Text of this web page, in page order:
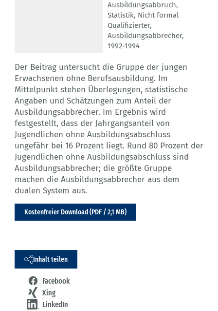
Ausbildungsabbruch,
Statistik, Nicht formal
Qualifizierter,
Ausbildungsabbrecher,
1992-1994
Der Beitrag untersucht die Gruppe der jungen
Erwachsenen ohne Berufsausbildung. Im
Mittelpunkt stehen Überlegungen, statistische
Angaben und Schätzungen zum Anteil der
Ausbildungsabbrecher. Im Ergebnis wird
festgestellt, dass der Jahrgangsanteil von
Jugendlichen ohne Ausbildungsabschluss
ungefähr bei 16 Prozent liegt. Rund 80 Prozent der
Jugendlichen ohne Ausbildungsabschluss sind
Ausbildungsabbrecher; die größte Gruppe
machen die Ausbildungsabbrecher aus dem
dualen System aus.
Kostenfreier Download (PDF / 2,1 MB)
Inhalt teilen
Facebook
Xing
LinkedIn